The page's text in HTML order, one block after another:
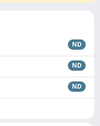
ND
ND
ND